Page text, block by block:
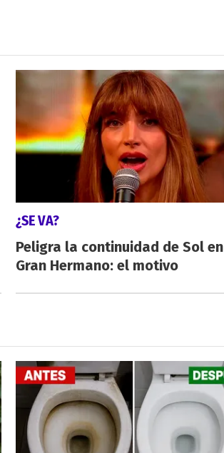
¿SE VA?
Peligra la continuidad de Sol en
Gran Hermano: el motivo